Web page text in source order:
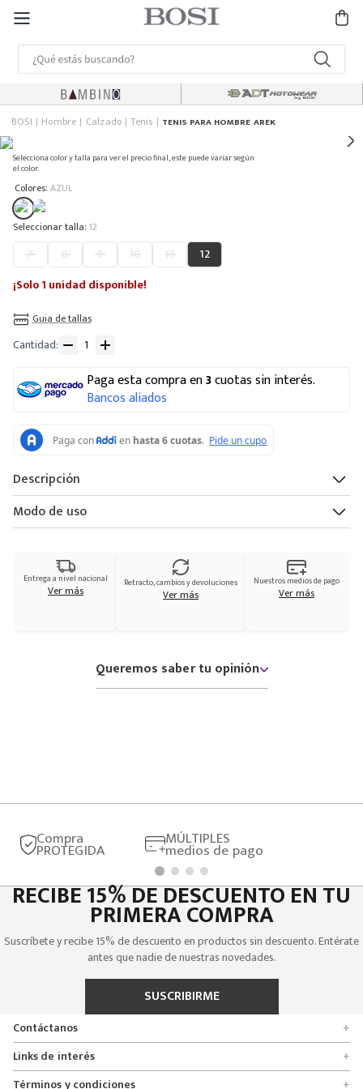
BOSI Hombre Calzado Tenis TENIS PARA HOMBRE AREK
Selecciona color y talla para ver el precio final, este puede variar según
el color.
Colores: AZUL
: 12
7 8 9 10 11
12
¡Solo 1 unidad disponible!
Guia de tallas
Cantidad
Paga esta compra en3cuotas sin interés.
Bancos aliados
Descripción
Modo de uso
Entrega a nivel nacional
Ver más Retracto, cambios y devoluciones
Ver más
Nuestros medios de pago
Ver más
Queremos saber tu opinión
Compra
PROTEGIDA
MÚLTIPLES
medios de pago
RECIBE 15% DE DESCUENTO EN TU
PRIMERA COMPRA
Suscríbete y recibe 15% de descuento en productos sin descuento. Entérate
antes que nadie de nuestras novedades.
SUSCRIBIRME
Contáctanos
+
Encuentra tu tienda
Formulario de solicitudes
Links de interés +
Quienes somos
Términos y condiciones +